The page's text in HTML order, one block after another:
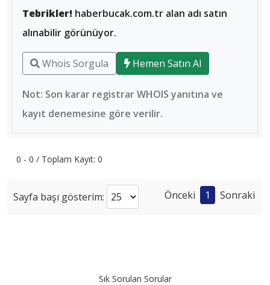
Tebrikler! haberbucak.com.tr alan adı satın
alınabilir görünüyor.
Whois Sorgula Hemen Satın Al
Not: Son karar registrar WHOIS yanıtına ve
kayıt denemesine göre verilir.
0 - 0 / Toplam Kayıt: 0
Sayfa başı gösterim: Önceki 1 Sonraki
Sık Sorulan Sorular